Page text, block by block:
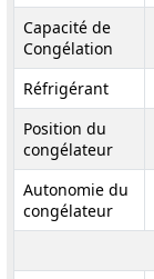
Capacité de
Congélation
Réfrigérant
Position du
congélateur
Autonomie du
congélateur